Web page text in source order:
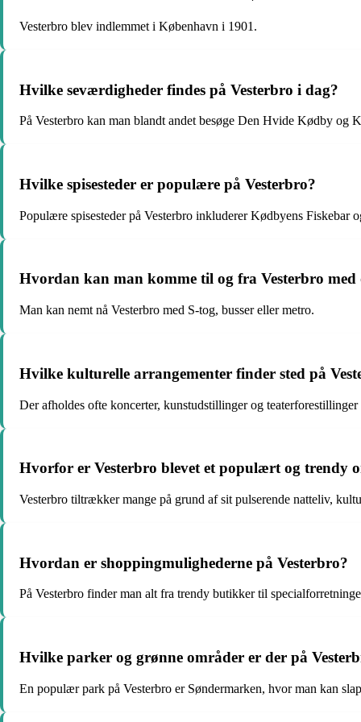
Vesterbro blev indlemmet i København i 1901.
Hvilke seværdigheder findes på Vesterbro i dag?
På Vesterbro kan man blandt andet besøge Den Hvide Kødby og
Hvilke spisesteder er populære på Vesterbro?
Populære spisesteder på Vesterbro inkluderer Kødbyens Fiskebar
Hvordan kan man komme til og fra Vesterbro
Man kan nemt nå Vesterbro med S-tog, busser eller metro.
Hvilke kulturelle arrangementer finder sted på
Der afholdes ofte koncerter, kunstudstillinger og teaterforestillinger
Hvorfor er Vesterbro blevet et populært og trendy
Vesterbro tiltrækker mange på grund af sit pulserende natteliv,
Hvordan er shoppingmulighederne på Vesterbro?
På Vesterbro finder man alt fra trendy butikker til
Hvilke parker og grønne områder er der på
En populær park på Vesterbro er Søndermarken, hvor man kan